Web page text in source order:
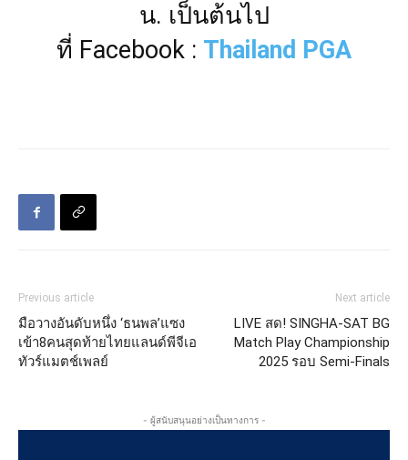
น. เป็นต้นไป
ที่ Facebook : Thailand PGA
Previous article
มือวางอันดับหนึ่ง ‘ธนพล’แซง
เข้า8คนสุดท้ายไทยแลนด์พีจีเอ
ทัวร์แมตช์เพลย์
Next article
LIVE สด! SINGHA-SAT BG
Match Play Championship
2025 รอบ Semi-Finals
- ผู้สนับสนุนอย่างเป็นทางการ -